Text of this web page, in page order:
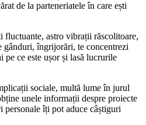
de la parteneriatele în care ești
fluctuante, astro vibrații răscolitoare,
gânduri, îngrijorări, te concentrezi
pe ce este ușor și lasă lucrurile
sociale, multă lume în jurul
unele informații despre proiecte
îți pot aduce câștiguri